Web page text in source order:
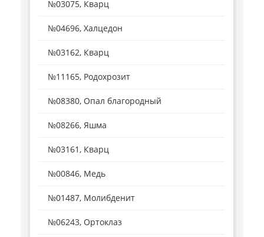
№03075, Кварц
№04696, Халцедон
№03162, Кварц
№11165, Родохрозит
№08380, Опал благородный
№08266, Яшма
№03161, Кварц
№00846, Медь
№01487, Молибденит
№06243, Ортоклаз